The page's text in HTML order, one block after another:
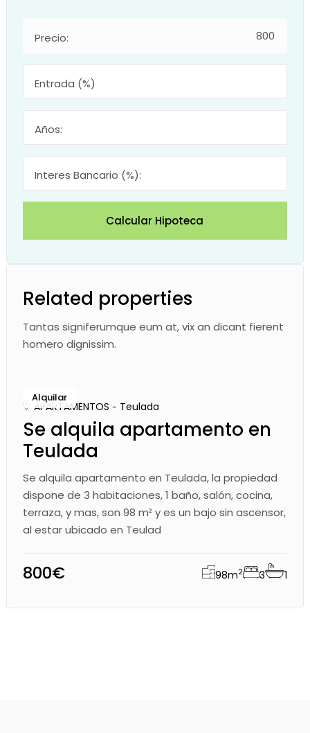
Precio:
Entrada (%)
Años:
Interes Bancario (%):
Calcular Hipoteca
Related properties
Tantas signiferumque eum at, vix an dicant fierent
homero dignissim.
Alquilar
APARTAMENTOS Teulada
Se alquila apartamento en
Teulada
Se alquila apartamento en Teulada, la propiedad
dispone de 3 habitaciones, 1 baño, salón, cocina,
terraza, y mas, son 98 m² y es un bajo sin ascensor,
al estar ubicado en Teulad
800€ 98m2 3 1